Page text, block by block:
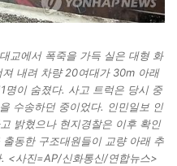
교에서 폭죽을 가득 실은 대형 화
내려 차량 20여대가 30m 아래
명이 숨졌다. 사고 트럭은 당시 중
수송하던 중이었다. 인민일보 인
밝혔으나 현지경찰은 이후 확인
동한 구조대원들이 교량 아래 추
<사진=AP/신화통신/연합뉴스>